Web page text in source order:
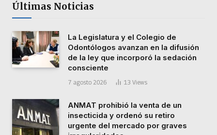
Últimas Noticias
La Legislatura y el Colegio de
Odontólogos avanzan en la difusión
de la ley que incorporó la sedación
consciente
7 agosto 2026 13 Views
ANMAT prohibió la venta de un
insecticida y ordenó su retiro
urgente del mercado por graves